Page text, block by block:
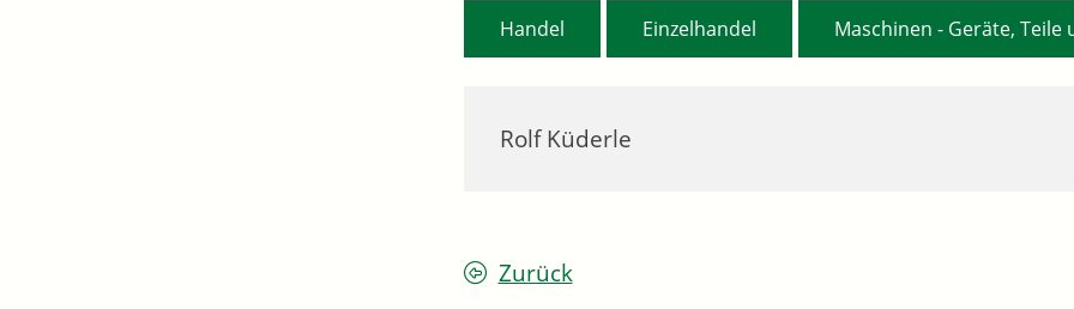
Rolf Küderle
Handel Einzelhandel Maschinen - Geräte, Teile
Zurück